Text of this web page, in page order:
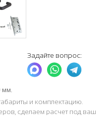
Задайте вопрос:
мм.
и комплектацию.
сделаем расчет под ваш